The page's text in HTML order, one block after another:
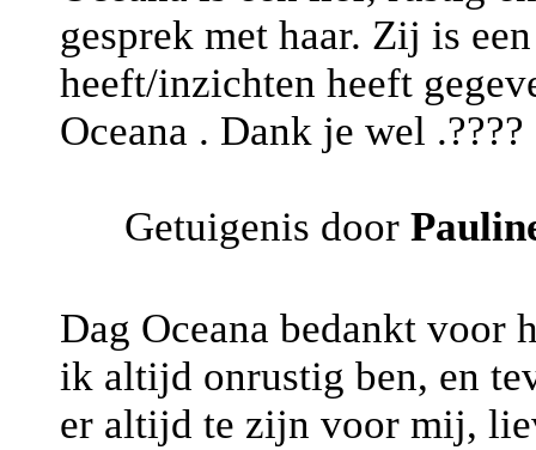
gesprek met haar. Zij is
heeft/inzichten heeft
Oceana . Dank je wel .????
Getuigenis door
Dag Oceana bedankt voor
ik altijd onrustig ben, en
er altijd te zijn voor mij,